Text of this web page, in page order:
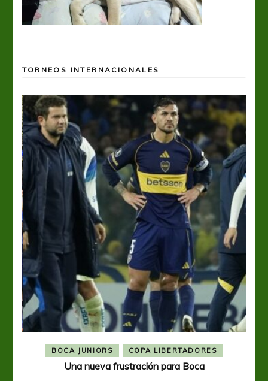
TORNEOS INTERNACIONALES
BOCA JUNIORS COPA LIBERTADORES
Una nueva frustración para Boca